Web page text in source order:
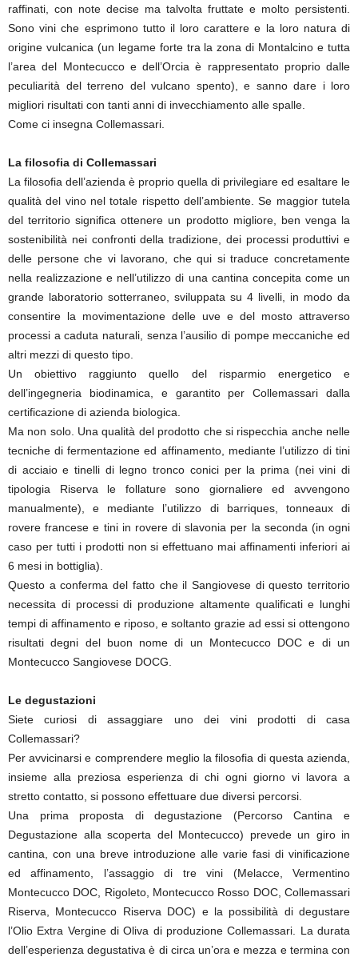
raffinati, con note decise ma talvolta fruttate e molto persistenti.
Sono vini che esprimono tutto il loro carattere e la loro natura di
origine vulcanica (un legame forte tra la zona di Montalcino e tutta
l’area del Montecucco e dell’Orcia è rappresentato proprio dalle
peculiarità del terreno del vulcano spento), e sanno dare i loro
migliori risultati con tanti anni di invecchiamento alle spalle.
Come ci insegna Collemassari.
La filosofia di Collemassari
La filosofia dell’azienda è proprio quella di privilegiare ed esaltare le
qualità del vino nel totale rispetto dell’ambiente. Se maggior tutela
del territorio significa ottenere un prodotto migliore, ben venga la
sostenibilità nei confronti della tradizione, dei processi produttivi e
delle persone che vi lavorano, che qui si traduce concretamente
nella realizzazione e nell’utilizzo di una cantina concepita come un
grande laboratorio sotterraneo, sviluppata su 4 livelli, in modo da
consentire la movimentazione delle uve e del mosto attraverso
processi a caduta naturali, senza l’ausilio di pompe meccaniche ed
altri mezzi di questo tipo.
Un obiettivo raggiunto quello del risparmio energetico e
dell’ingegneria biodinamica, e garantito per Collemassari dalla
certificazione di azienda biologica.
Ma non solo. Una qualità del prodotto che si rispecchia anche nelle
tecniche di fermentazione ed affinamento, mediante l’utilizzo di tini
di acciaio e tinelli di legno tronco conici per la prima (nei vini di
tipologia Riserva le follature sono giornaliere ed avvengono
manualmente), e mediante l’utilizzo di barriques, tonneaux di
rovere francese e tini in rovere di slavonia per la seconda (in ogni
caso per tutti i prodotti non si effettuano mai affinamenti inferiori ai
6 mesi in bottiglia).
Questo a conferma del fatto che il Sangiovese di questo territorio
necessita di processi di produzione altamente qualificati e lunghi
tempi di affinamento e riposo, e soltanto grazie ad essi si ottengono
risultati degni del buon nome di un Montecucco DOC e di un
Montecucco Sangiovese DOCG.
Le degustazioni
Siete curiosi di assaggiare uno dei vini prodotti di casa
Collemassari?
Per avvicinarsi e comprendere meglio la filosofia di questa azienda,
insieme alla preziosa esperienza di chi ogni giorno vi lavora a
stretto contatto, si possono effettuare due diversi percorsi.
Una prima proposta di degustazione (Percorso Cantina e
Degustazione alla scoperta del Montecucco) prevede un giro in
cantina, con una breve introduzione alle varie fasi di vinificazione
ed affinamento, l’assaggio di tre vini (Melacce, Vermentino
Montecucco DOC, Rigoleto, Montecucco Rosso DOC, Collemassari
Riserva, Montecucco Riserva DOC) e la possibilità di degustare
l’Olio Extra Vergine di Oliva di produzione Collemassari. La durata
dell’esperienza degustativa è di circa un’ora e mezza e termina con